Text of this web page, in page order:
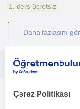
1. ders ücretsiz
daha fazlasını gör
Çerez Politikası